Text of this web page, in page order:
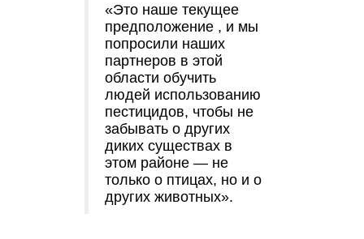
«Это наше текущее
предположение , и мы
попросили наших
партнеров в этой
области обучить
людей использованию
пестицидов, чтобы не
забывать о других
диких существах в
этом районе — не
только о птицах, но и о
других животных».